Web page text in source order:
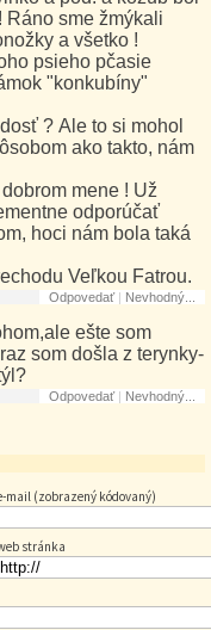
Ráno sme žmýkali
a všetko !
psieho pčasie
"konkubíny"
? Ale to si mohol
ako takto, nám
mene ! Už
odporúčať
hoci nám bola taká
Veľkou Fatrou.
Odpovedať | Nevhodný...
ešte som
som došla z terynky-
Odpovedať | Nevhodný...
mail (zobrazený kódovaný)
stránka